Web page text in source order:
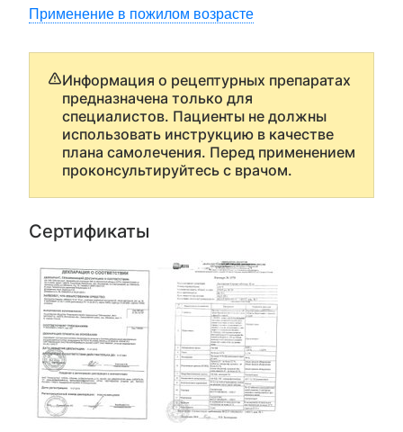
Применение в пожилом возрасте
Информация о рецептурных препаратах
предназначена только для
специалистов. Пациенты не должны
использовать инструкцию в качестве
плана самолечения. Перед применением
проконсультируйтесь с врачом.
Сертификаты